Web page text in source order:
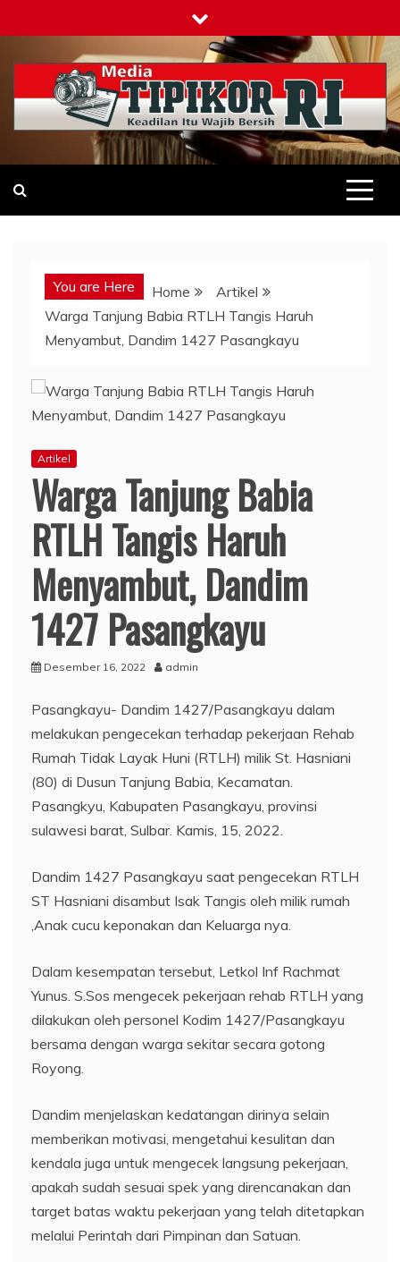
to
content
Tipikor-ri-online.my.id
Keadilan Itu Wajib Bersih
You are Here Home
Artikel
Warga Tanjung Babia RTLH Tangis Haruh
Menyambut, Dandim 1427 Pasangkayu
Artikel
Warga Tanjung Babia
RTLH Tangis Haruh
Menyambut, Dandim
1427 Pasangkayu
Desember 16, 2022 admin
Pasangkayu- Dandim 1427/Pasangkayu dalam
melakukan pengecekan terhadap pekerjaan Rehab
Rumah Tidak Layak Huni (RTLH) milik St. Hasniani
(80) di Dusun Tanjung Babia, Kecamatan.
Pasangkyu, Kabupaten Pasangkayu, provinsi
sulawesi barat, Sulbar. Kamis, 15, 2022.
Dandim 1427 Pasangkayu saat pengecekan RTLH
ST Hasniani disambut Isak Tangis oleh milik rumah
,Anak cucu keponakan dan Keluarga nya.
Dalam kesempatan tersebut, Letkol Inf Rachmat
Yunus. S.Sos mengecek pekerjaan rehab RTLH yang
dilakukan oleh personel Kodim 1427/Pasangkayu
bersama dengan warga sekitar secara gotong
Royong.
Dandim menjelaskan kedatangan dirinya selain
memberikan motivasi, mengetahui kesulitan dan
kendala juga untuk mengecek langsung pekerjaan,
apakah sudah sesuai spek yang direncanakan dan
target batas waktu pekerjaan yang telah ditetapkan
melalui Perintah dari Pimpinan dan Satuan.